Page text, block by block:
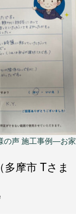
ザイン
の声施工事例―お家
摩市 Tさま